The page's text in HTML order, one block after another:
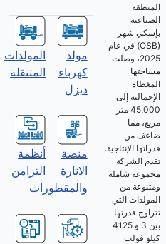
المنطقة
الصناعية
بإسكي شهر
(OSB) في عام
2025، وصلت
مساحتها
المغطاة
الإجمالية إلى
45,000 متر
مربع، مما
ضاعف من
قدراتها الإنتاجية.
تقدم الشركة
مجموعة شاملة
ومتنوعة من
المولدات التي
تتراوح قدرتها
بين 3 و 4125
كيلو فولت
مولد
كهرباء
ديزل
المولدات
المتنقلة
منصة
الانارة
والمقطورات
أنظمة
التزامن